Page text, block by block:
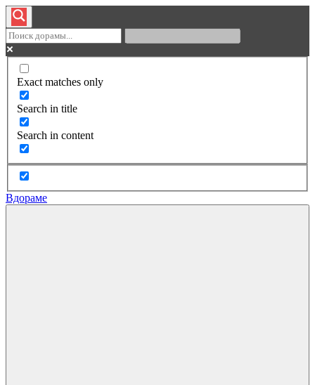
Exact matches only
Search in title
Search in content
Вдораме